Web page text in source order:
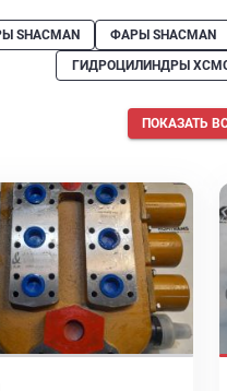
SHACMAN ФАРЫ SHACMAN
ГИДРОЦИЛИНДРЫ
ПОКАЗАТЬ